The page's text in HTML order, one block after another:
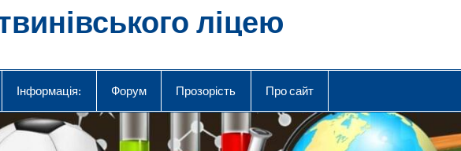
ліцею
Інформація: Форум Прозорість Про сайт